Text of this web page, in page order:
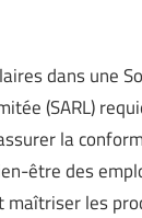
dans une
(SARL)
la
être des
les